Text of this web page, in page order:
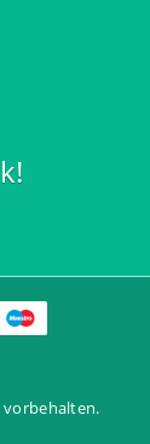
vorbehalten.